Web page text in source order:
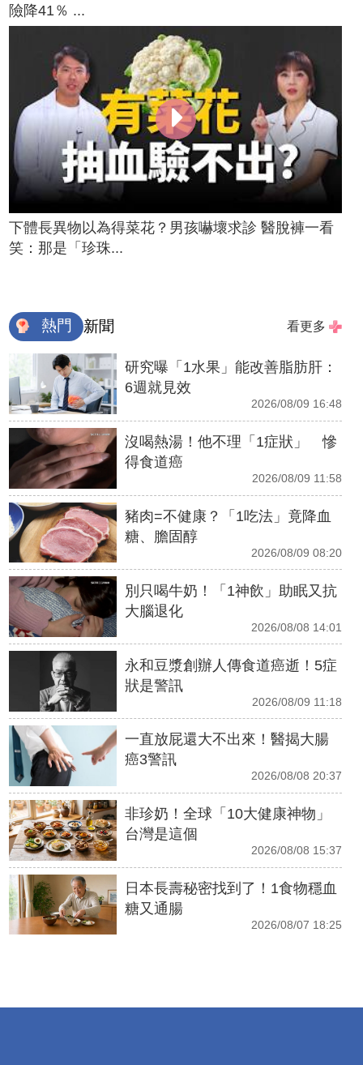
險降41％ ...
下體長異物以為得菜花？男孩嚇壞求診 醫脫褲一看
笑：那是「珍珠...
熱門 新聞 看更多
研究曝「1水果」能改善脂肪肝：
6週就見效
2026/08/09 16:48
沒喝熱湯！他不理「1症狀」 慘
得食道癌
2026/08/09 11:58
豬肉=不健康？「1吃法」竟降血
糖、膽固醇
2026/08/09 08:20
別只喝牛奶！「1神飲」助眠又抗
大腦退化
2026/08/08 14:01
永和豆漿創辦人傳食道癌逝！5症
狀是警訊
2026/08/09 11:18
一直放屁還大不出來！醫揭大腸
癌3警訊
2026/08/08 20:37
非珍奶！全球「10大健康神物」
台灣是這個
2026/08/08 15:37
日本長壽秘密找到了！1食物穩血
糖又通腸
2026/08/07 18:25